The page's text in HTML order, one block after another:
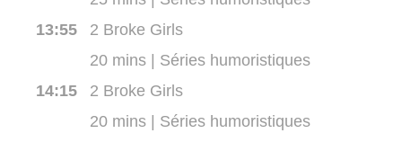
13:552 Broke Girls
20 mins | Séries humoristiques
14:152 Broke Girls
20 mins | Séries humoristiques